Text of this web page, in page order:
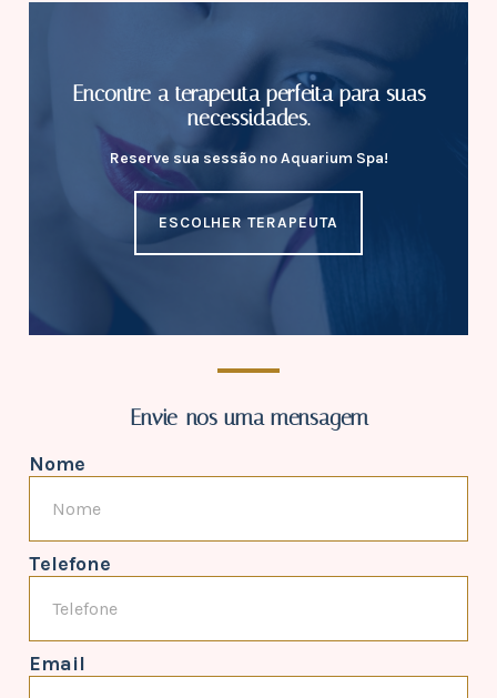
Encontre a terapeuta perfeita para suas
necessidades.
Reserve sua sessão no Aquarium Spa!
ESCOLHER TERAPEUTA
Envie-nos uma mensagem
Nome
Telefone
Email